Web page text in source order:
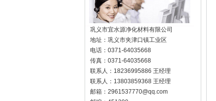
巩义市宜水源净化材料有限公司
地址： 巩义市夹津口镇工业区
电话： 0371-64035668
传真： 0371-64035668
联系人： 18236995886 王经理
联系人： 13803859368 王经理
邮箱： 2961537770@qq.com